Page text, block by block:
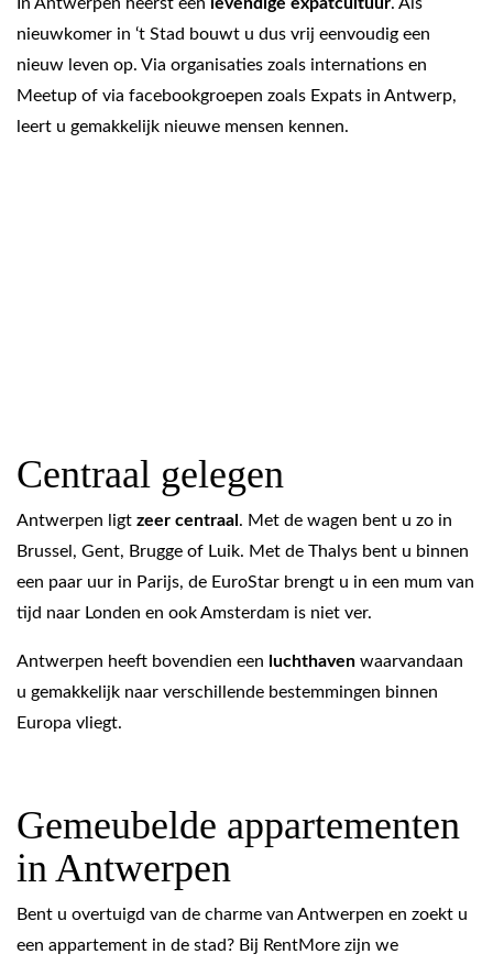
nieuwkomer in ‘t Stad bouwt u dus vrij eenvoudig een
nieuw leven op. Via organisaties zoals internations en
Meetup of via facebookgroepen zoals Expats in Antwerp,
leert u gemakkelijk nieuwe mensen kennen.
Centraal gelegen
Antwerpen ligt zeer centraal . Met de wagen bent u zo in
Brussel, Gent, Brugge of Luik. Met de Thalys bent u binnen
een paar uur in Parijs, de EuroStar brengt u in een mum van
tijd naar Londen en ook Amsterdam is niet ver.
Antwerpen heeft bovendien een luchthaven waarvandaan
u gemakkelijk naar verschillende bestemmingen binnen
Europa vliegt.
Gemeubelde appartementen
in Antwerpen
Bent u overtuigd van de charme van Antwerpen en zoekt u
een appartement in de stad? Bij RentMore zijn we